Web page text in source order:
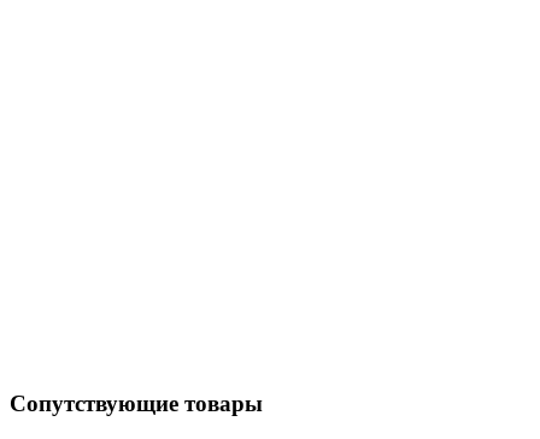
Сопутствующие товары